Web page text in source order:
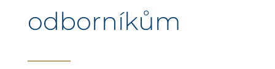
odborníkům